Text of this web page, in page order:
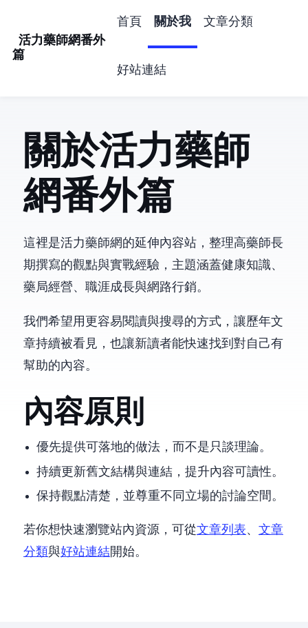
活力藥師網番外
篇
首頁 關於我 文章分類
好站連結
關於活力藥師
網番外篇
這裡是活力藥師網的延伸內容站，整理高藥師長
期撰寫的觀點與實戰經驗，主題涵蓋健康知識、
藥局經營、職涯成長與網路行銷。
我們希望用更容易閱讀與搜尋的方式，讓歷年文
章持續被看見，也讓新讀者能快速找到對自己有
幫助的內容。
內容原則
優先提供可落地的做法，而不是只談理論。
持續更新舊文結構與連結，提升內容可讀性。
保持觀點清楚，並尊重不同立場的討論空間。
若你想快速瀏覽站內資源，可從文章列表、 文章
分類與好站連結開始。